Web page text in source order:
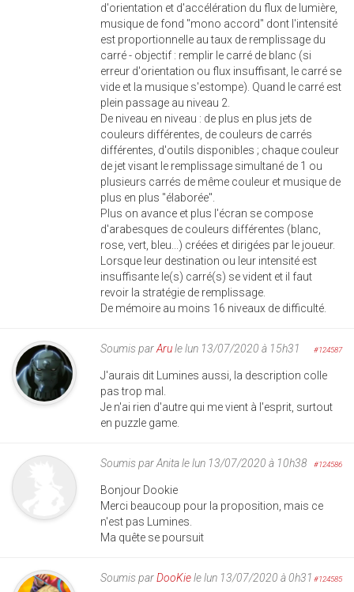
d'orientation et d'accélération du flux de lumière,
musique de fond "mono accord" dont l'intensité
est proportionnelle au taux de remplissage du
carré - objectif : remplir le carré de blanc (si
erreur d'orientation ou flux insuffisant, le carré se
vide et la musique s'estompe). Quand le carré est
plein passage au niveau 2.
De niveau en niveau : de plus en plus jets de
couleurs différentes, de couleurs de carrés
différentes, d'outils disponibles ; chaque couleur
de jet visant le remplissage simultané de 1 ou
plusieurs carrés de même couleur et musique de
plus en plus "élaborée".
Plus on avance et plus l'écran se compose
d'arabesques de couleurs différentes (blanc,
rose, vert, bleu...) créées et dirigées par le joueur.
Lorsque leur destination ou leur intensité est
insuffisante le(s) carré(s) se vident et il faut
revoir la stratégie de remplissage.
De mémoire au moins 16 niveaux de difficulté.
Soumis parArule lun 13/07/2020 à 15h31 #124587
J'aurais dit Lumines aussi, la description colle
pas trop mal.
Je n'ai rien d'autre qui me vient à l'esprit, surtout
en puzzle game.
Soumis parAnitale lun 13/07/2020 à 10h38 #124586
Bonjour Dookie
Merci beaucoup pour la proposition, mais ce
n'est pas Lumines.
Ma quête se poursuit
Soumis parDooKiele lun 13/07/2020 à 0h31 #124585